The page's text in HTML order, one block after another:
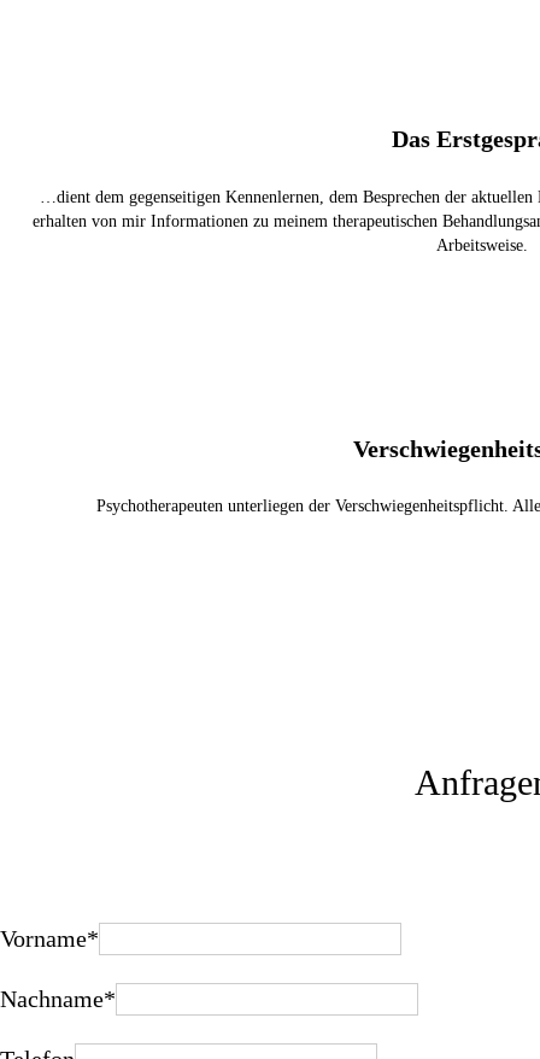
Das
…dient dem gegenseitigen Kennenlernen, dem Besprechen der
erhalten von mir Informationen zu meinem therapeutischen
Arbeitsweise.
Psychotherapeuten unterliegen der Verschwiegenheitspflicht.
Vorname*
Nachname*